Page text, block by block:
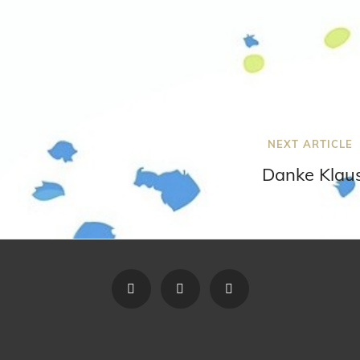
Next
Post
NEXT ARTICLE
Danke
Vereinssatzung